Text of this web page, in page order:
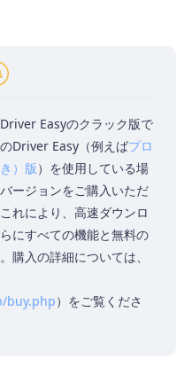
Easyのクラック版で
Driver Easy（例えばプロ
）版）を使用している場
ージョンをご購入いただ
れにより、高速ダウンロ
にすべての機能と無料の
購入の詳細については、
buy.php）をご覧くださ